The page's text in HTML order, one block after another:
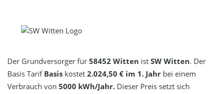
Der Grundversorger für58452 Witten istSW Witten. Der
Basis Tarif Basis kostet2.024,50 € im 1. Jahr bei einem
Verbrauch von5000 kWh/Jahr. Dieser Preis setzt sich